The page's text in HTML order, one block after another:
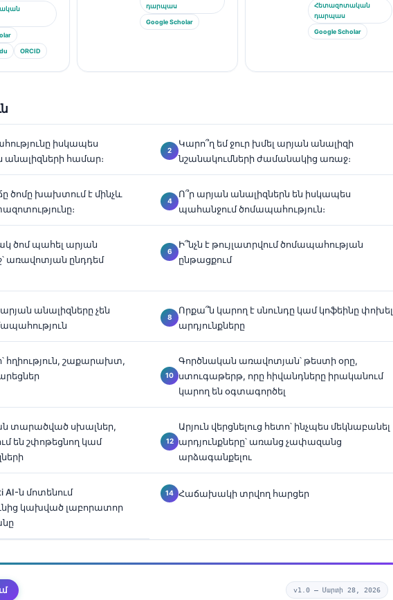
ORCID
դարպաս
Google Scholar
Հետազոտական
դարպաս
Google Scholar
իսկապես
անալիզների համար։
Կարո՞ղ եմ ջուր խմել արյան անալիզի
նշանակումների ժամանակից առաջ։
ծոմը խախտում է մինչև
Ո՞ր արյան անալիզներն են իսկապես
պահանջում ծոմապահություն։
ծոմ պահել արյան
առավոտյան ընդդեմ
Ի՞նչն է թույլատրվում ծոմապահության
ընթացքում
անալիզները չեն
Որքա՞ն կարող է սնունդը կամ կոֆեինը փոխել
արդյունքները
հղիություն, շաքարախտ,
Գործնական առավոտյան՝ թեստի օրը,
ստուգաթերթ, որը հիվանդները իրականում
կարող են օգտագործել
տարածված սխալներ,
են շփոթեցնող կամ
Արյուն վերցնելուց հետո՝ ինչպես մեկնաբանել
արդյունքները՝ առանց չափազանց
արձագանքելու
AI-ն մոտենում
կախված լաբորատոր
Հաճախակի տրվող հարցեր
v1.0 — Մարտի 28, 2026